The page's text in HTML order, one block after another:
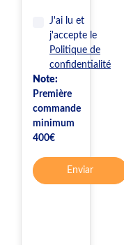
J'ai lu et
j'accepte le
Politique de
confidentialité
Note:
Première
commande
minimum
400€
Enviar